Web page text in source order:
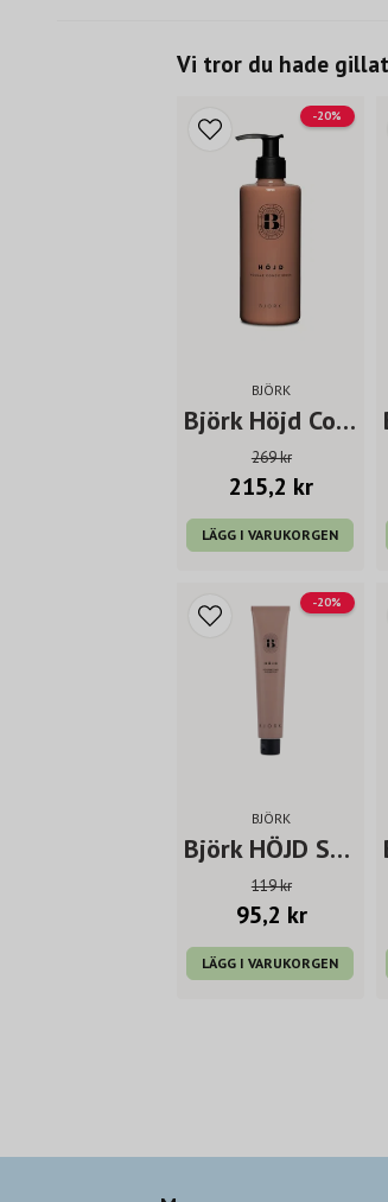
Vi tror du hade
BJÖRK
Björk Höjd Conditioner 250ml
269 kr
215,2 kr
LÄGG I VARUKORGEN
-20%
BJÖRK
Björk HÖJD Shampoo 75 ml
119 kr
95,2 kr
LÄGG I VARUKORGEN
-20%